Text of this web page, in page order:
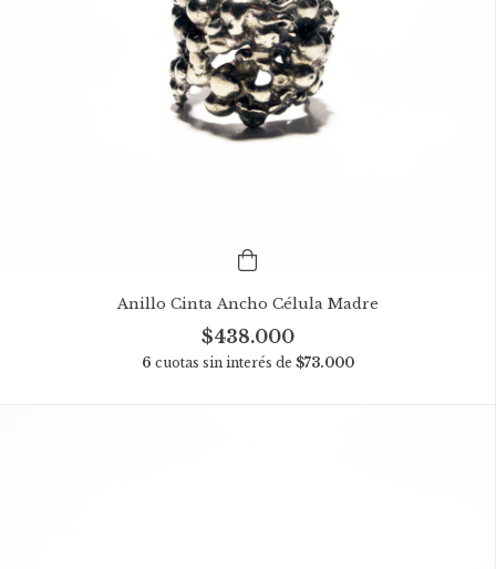
Anillo Cinta Ancho Célula Madre
$438.000
6 cuotas sin interés de $73.000